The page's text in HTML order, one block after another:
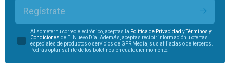
Regístrate
Al someter tu correo electrónico, aceptas la Política de Privacidad yTérminos y
Condiciones de El Nuevo Día. Además, aceptas recibir información u ofertas
especiales de productos o servicios de GFR Media, sus afiliadas o de terceros.
Podrás optar salirte de los boletines en cualquier momento.